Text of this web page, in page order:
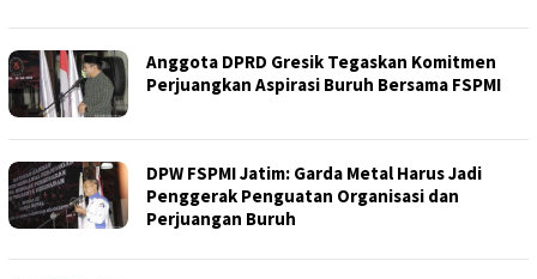
Anggota DPRD Gresik Tegaskan Komitmen
Perjuangkan Aspirasi Buruh Bersama FSPMI
DPW FSPMI Jatim: Garda Metal Harus Jadi
Penggerak Penguatan Organisasi dan
Perjuangan Buruh